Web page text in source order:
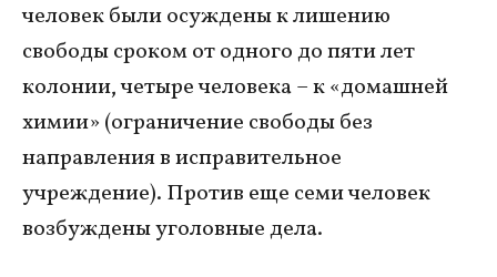
человек были осуждены к лишению
свободы сроком от одного до пяти лет
колонии, четыре человека – к «домашней
химии» (ограничение свободы без
направления в исправительное
учреждение). Против еще семи человек
возбуждены уголовные дела.